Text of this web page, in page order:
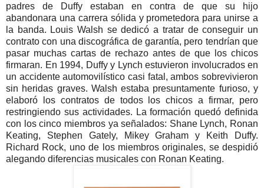
padres de Duffy estaban en contra de que su hijo
abandonara una carrera sólida y prometedora para unirse a
la banda. Louis Walsh se dedicó a tratar de conseguir un
contrato con una discográfica de garantía, pero tendrían que
pasar muchas cartas de rechazo antes de que los chicos
firmaran. En 1994, Duffy y Lynch estuvieron involucrados en
un accidente automovilístico casi fatal, ambos sobrevivieron
sin heridas graves. Walsh estaba presuntamente furioso, y
elaboró los contratos de todos los chicos a firmar, pero
restringiendo sus actividades. La formación quedó definida
con los cinco miembros ya señalados: Shane Lynch, Ronan
Keating, Stephen Gately, Mikey Graham y Keith Duffy.
Richard Rock, uno de los miembros originales, se despidió
alegando diferencias musicales con Ronan Keating.